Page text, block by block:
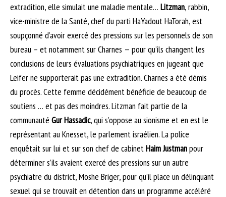
extradition, elle simulait une maladie mentale… Litzman, rabbin,
vice-ministre de la Santé, chef du parti HaYadout HaTorah, est
soupçonné d’avoir exercé des pressions sur les personnels de son
bureau – et notamment sur Charnes — pour qu’ils changent les
conclusions de leurs évaluations psychiatriques en jugeant que
Leifer ne supporterait pas une extradition. Charnes a été démis
du procès. Cette femme décidément bénéficie de beaucoup de
soutiens … et pas des moindres. Litzman fait partie de la
communauté Gur Hassadic, qui s’oppose au sionisme et en est le
représentant au Knesset, le parlement israélien. La police
enquêtait sur lui et sur son chef de cabinet Haim Justmanpour
déterminer s’ils avaient exercé des pressions sur un autre
psychiatre du district, Moshe Briger, pour qu’il place un délinquant
sexuel qui se trouvait en détention dans un programme accéléré